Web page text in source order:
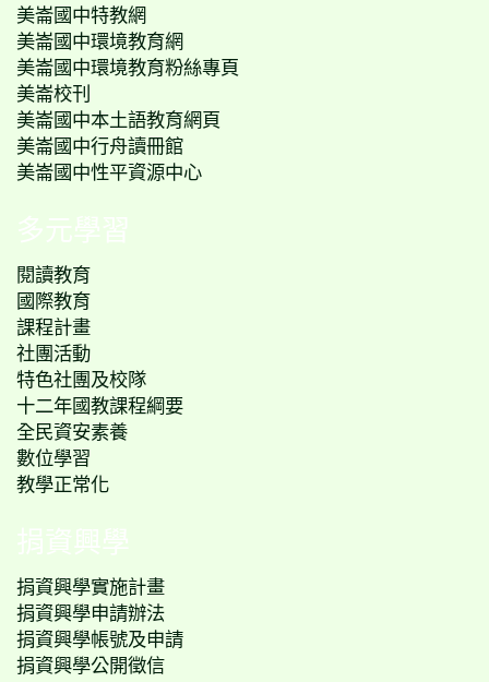
美崙國中特教網
美崙國中環境教育網
美崙國中環境教育粉絲專頁
美崙校刊
美崙國中本土語教育網頁
美崙國中行舟讀冊館
美崙國中性平資源中心
多元學習
閱讀教育
國際教育
課程計畫
社團活動
特色社團及校隊
十二年國教課程綱要
全民資安素養
數位學習
教學正常化
捐資興學
捐資興學實施計畫
捐資興學申請辦法
捐資興學帳號及申請
捐資興學公開徵信